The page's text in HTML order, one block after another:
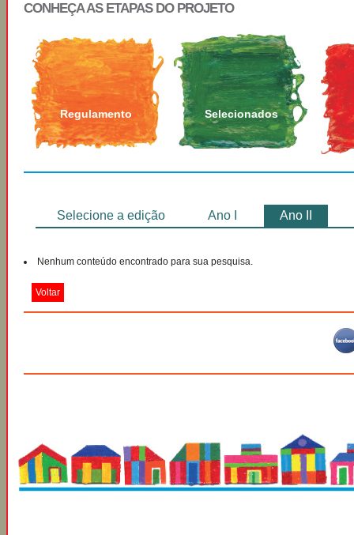
CONHEÇA AS ETAPAS DO PROJETO
Regulamento Selecionados
Selecione a edição Ano I Ano II
Nenhum conteúdo encontrado para sua pesquisa.
Voltar